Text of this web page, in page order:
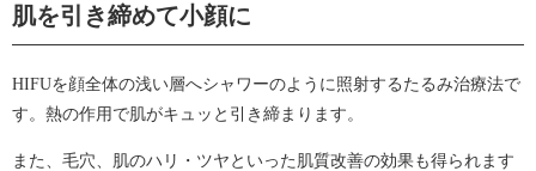
肌を引き締めて小顔に
HIFUを顔全体の浅い層へシャワーのように照射するたるみ治療法で
す。熱の作用で肌がキュッと引き締まります。
また、毛穴、肌のハリ・ツヤといった肌質改善の効果も得られます